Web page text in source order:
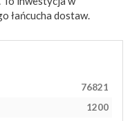
łańcucha dostaw.
76821
1200